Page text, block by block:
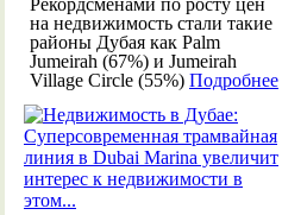
Рекордсменами по росту цен
на недвижимость стали такие
районы Дубая как Palm
Jumeirah (67%) и Jumeirah
Village Circle (55%) Подробнее